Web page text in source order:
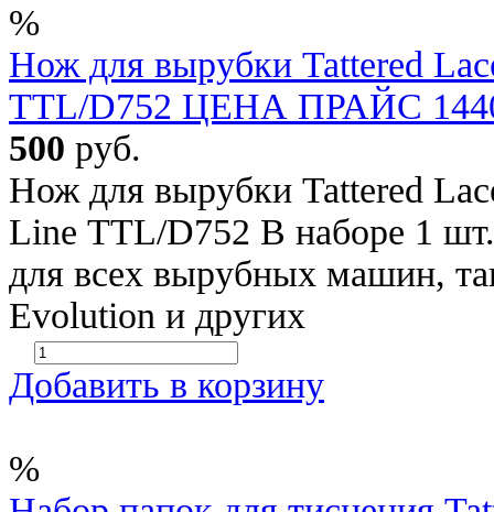
%
Нож для вырубки Tattered
TTL/D752 ЦЕНА ПРАЙС
500 руб.
Нож для вырубки Tattered
Line TTL/D752 В наборе 1
для всех вырубных машин,
Evolution и других
Добавить в корзину
%